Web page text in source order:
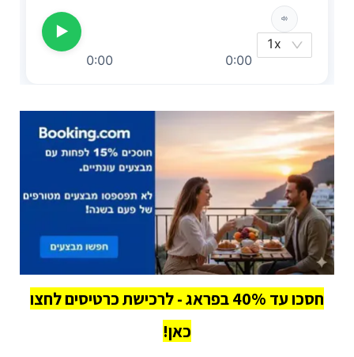
חסכו עד 40% בפראג - לרכישת כרטיסים לחצו
כאן!